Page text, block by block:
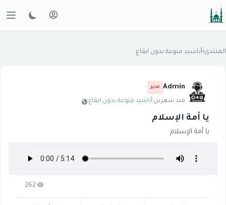
المنتدى›أناشيد منوعة بدون ايقاع
Admin مدير
منذ شهرين·أناشيد منوعة بدون ايقاع·
يا أمة الإسلام
يا أمة الإسلام